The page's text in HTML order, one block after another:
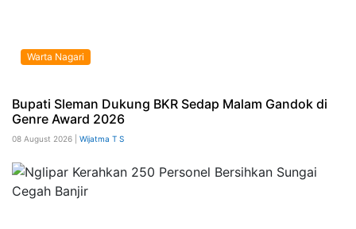
Warta Nagari
Bupati Sleman Dukung BKR Sedap Malam Gandok di
Genre Award 2026
08 August 2026 | Wijatma T S